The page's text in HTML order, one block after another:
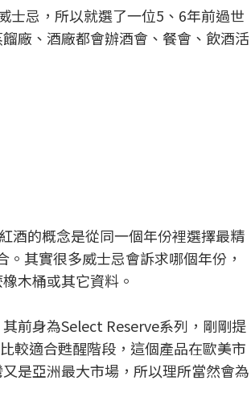
士忌，所以就選了一位5、6年前過世
廠、酒廠都會辦酒會、餐會、飲酒活
酒的概念是從同一個年份裡選擇最精
其實很多威士忌會訴求哪個年份，
木桶或其它資料。
前身為Select Reserve系列，剛剛提
較適合甦醒階段，這個產品在歐美市
是亞洲最大市場，所以理所當然會為